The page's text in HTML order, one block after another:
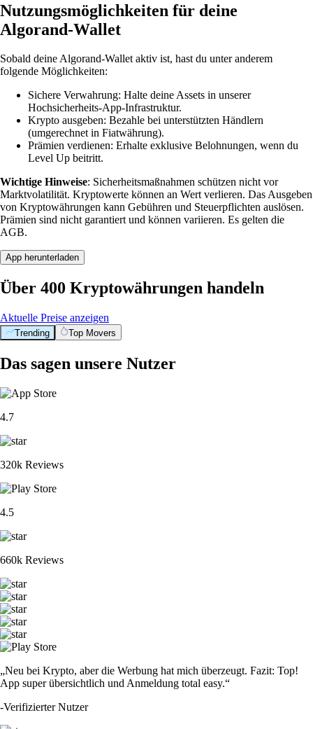
Nutzungsmöglichkeiten für deine
Algorand-Wallet
Sobald deine Algorand-Wallet aktiv ist, hast du unter anderem
folgende Möglichkeiten:
Sichere Verwahrung: Halte deine Assets in unserer
Hochsicherheits-App-Infrastruktur.
Krypto ausgeben: Bezahle bei unterstützten Händlern
(umgerechnet in Fiatwährung).
Prämien verdienen: Erhalte exklusive Belohnungen, wenn du
Level Up beitritt.
Wichtige Hinweise: Sicherheitsmaßnahmen schützen nicht vor
Marktvolatilität. Kryptowerte können an Wert verlieren. Das Ausgeben
von Kryptowährungen kann Gebühren und Steuerpflichten auslösen.
Prämien sind nicht garantiert und können variieren. Es gelten die
AGB.
App herunterladen
Über 400 Kryptowährungen handeln
Aktuelle Preise anzeigen
Trending Top Movers
Das sagen unsere Nutzer
4.7
320k Reviews
4.5
660k Reviews
„Neu bei Krypto, aber die Werbung hat mich überzeugt. Fazit: Top!
App super übersichtlich und Anmeldung total easy.“
-Verifizierter Nutzer